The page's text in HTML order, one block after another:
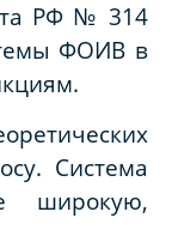
РФ № 314
ФОИВ в
Система
широкую,